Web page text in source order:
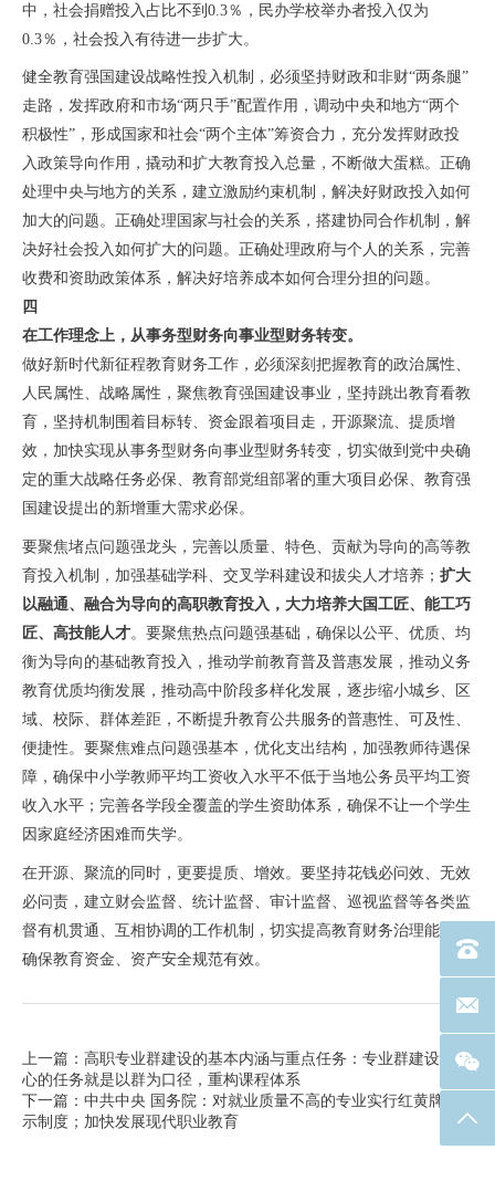
中，社会捐赠投入占比不到0.3％，民办学校举办者投入仅为
0.3％，社会投入有待进一步扩大。
健全教育强国建设战略性投入机制， 必须坚持财政和非财“两条腿”
走路 ，发挥政府和市场“两只手”配置作用， 调动中央和地方“两个
积极性”，形成国家和社会“两个主体”筹资合力 ，充分发挥财政投
入政策导向作用，撬动和扩大教育投入总量，不断做大蛋糕。正确
处理中央与地方的关系，建立激励约束机制，解决好财政投入如何
加大的问题。正确处理国家与社会的关系，搭建协同合作机制，解
决好社会投入如何扩大的问题。正确处理政府与个人的关系，完善
收费和资助政策体系，解决好培养成本如何合理分担的问题。
四
在工作理念上，从事务型财务向事业型财务转变。
做好新时代新征程教育财务工作，必须深刻把握教育的政治属性、
人民属性、战略属性，聚焦教育强国建设事业，坚持跳出教育看教
育， 坚持机制围着目标转、资金跟着项目走 ，开源聚流、提质增
效，加快实现从事务型财务向事业型财务转变，切实做到党中央确
定的重大战略任务必保、教育部党组部署的重大项目必保、教育强
国建设提出的新增重大需求必保。
要聚焦堵点问题强龙头， 完善以质量、特色、贡献为导向的高等教
育投入机制 ，加强基础学科、交叉学科建设和拔尖人才培养； 扩大
以融通、融合为导向的高职教育投入，大力培养大国工匠、能工巧
匠、高技能人才。要聚焦热点问题强基础，确保以公平、优质、均
衡为导向的基础教育投入，推动学前教育普及普惠发展，推动义务
教育优质均衡发展，推动高中阶段多样化发展，逐步缩小城乡、区
域、校际、群体差距，不断提升教育公共服务的普惠性、可及性、
便捷性。要聚焦难点问题强基本，优化支出结构，加强教师待遇保
障，确保中小学教师平均工资收入水平不低于当地公务员平均工资
收入水平；完善各学段全覆盖的学生资助体系，确保不让一个学生
因家庭经济困难而失学。
在开源、聚流的同时，更要提质、增效。 要坚持花钱必问效、无效
必问责 ，建立财会监督、统计监督、审计监督、巡视监督等各类监
督有机贯通、互相协调的工作机制，切实提高教育财务治理能力，
确保教育资金、资产安全规范有效。
上一篇：高职专业群建设的基本内涵与重点任务：专业群建设最核
心的任务就是以群为口径，重构课程体系
下一篇：中共中央 国务院：对就业质量不高的专业实行红黄牌提
示制度；加快发展现代职业教育
电话
联系
返回